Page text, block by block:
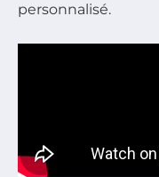
personnalisé.